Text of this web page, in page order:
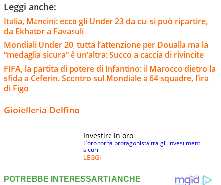
Leggi anche:
Italia, Mancini: ecco gli Under 23 da cui si può ripartire,
da Ekhator a Favasuli
Mondiali Under 20, tutta l’attenzione per Doualla ma la
“medaglia sicura” è un’altra: Succo a caccia di rivincite
FIFA, la partita di potere di Infantino: il Marocco dietro la
sfida a Ceferin. Scontro sul Mondiale a 64 squadre, l’ira
di Figo
Gioielleria Delfino
Investire in oro
L’oro torna protagonista tra gli investimenti
sicuri
LEGGI